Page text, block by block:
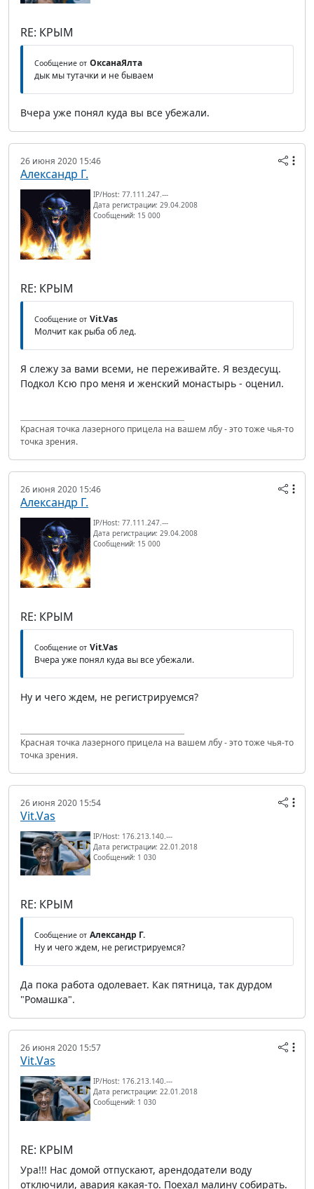
RE: КРЫМ
Сообщение от ОксанаЯлта
дык мы тутачки и не бываем
Вчера уже понял куда вы все убежали.
26 июня 2020 15:46
Александр Г.
IP/Host: 77.111.247.---
Дата регистрации: 29.04.2008
Сообщений: 15 000
RE: КРЫМ
Сообщение от Vit.Vas
Молчит как рыба об лед.
Я слежу за вами всеми, не переживайте. Я вездесущ.
Подкол Ксю про меня и женский монастырь - оценил.
Красная точка лазерного прицела на вашем лбу - это тоже чья-то
точка зрения.
26 июня 2020 15:46
Александр Г.
IP/Host: 77.111.247.---
Дата регистрации: 29.04.2008
Сообщений: 15 000
RE: КРЫМ
Сообщение от Vit.Vas
Вчера уже понял куда вы все убежали.
Ну и чего ждем, не регистрируемся?
Красная точка лазерного прицела на вашем лбу - это тоже чья-то
точка зрения.
26 июня 2020 15:54
Vit.Vas
IP/Host: 176.213.140.---
Дата регистрации: 22.01.2018
Сообщений: 1 030
RE: КРЫМ
Сообщение от Александр Г.
Ну и чего ждем, не регистрируемся?
Да пока работа одолевает. Как пятница, так дурдом
"Ромашка".
26 июня 2020 15:57
Vit.Vas
IP/Host: 176.213.140.---
Дата регистрации: 22.01.2018
Сообщений: 1 030
RE: КРЫМ
Ура!!! Нас домой отпускают, арендодатели воду
отключили, авария какая-то. Поехал малину собирать.